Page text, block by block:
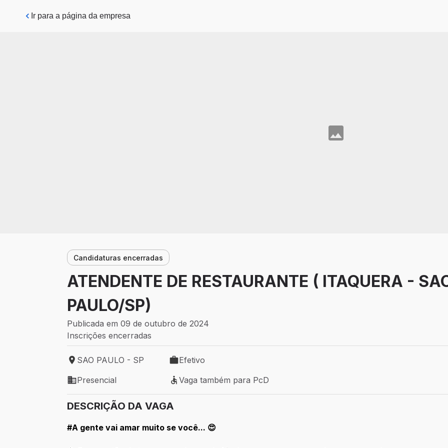
Pular para o conteúdo principal
Ir para a página da empresa
Candidaturas encerradas
ATENDENTE DE RESTAURANTE ( ITAQUERA -
PAULO/SP)
Publicada em 09 de outubro de 2024
Inscrições encerradas
Local de trabalho: SAO PAULO - SP
SAO PAULO - SP
Tipo de vaga: Efetivo
Efetivo
Modelo de trabalho: Presencial
Presencial
Vaga também para PcD
Vaga também para PcD
DESCRIÇÃO DA VAGA
#A gente vai amar muito se você... 😍